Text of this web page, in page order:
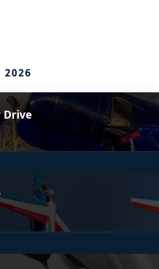
2026
Drive
D
Eurocopter AS565SA Panther -